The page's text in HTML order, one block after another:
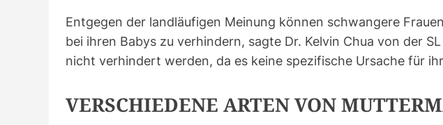
Entgegen der landläufigen Meinung können schwangere
bei ihren Babys zu verhindern, sagte Dr. Kelvin Chua von der
nicht verhindert werden, da es keine spezifische Ursache für
VERSCHIEDENE ARTEN VON